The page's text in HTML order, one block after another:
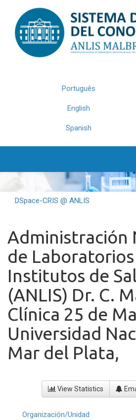
navigation
Português
English
Spanish
DSpace-CRIS @ ANLIS
Administración
de
Institutos de
(ANLIS) Dr. C.
Clínica 25 de
Universidad
Mar del Plata,
View Statistics
Organización/Unidad